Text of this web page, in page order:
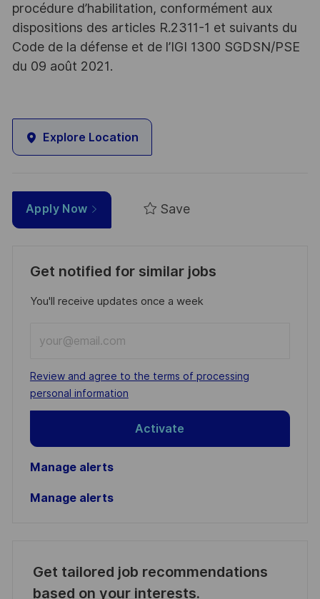
procédure d’habilitation, conformément aux
dispositions des articles R.2311-1 et suivants du
Code de la défense et de l’IGI 1300 SGDSN/PSE
du 09 août 2021.
Explore Location
Apply Now Save
Get notified for similar jobs
You'll receive updates once a week
Email
address
(Required)
Required
Review and agree to the terms of processing
personal information
Activate
Manage alerts
Manage alerts
Get tailored job recommendations
based on your interests.